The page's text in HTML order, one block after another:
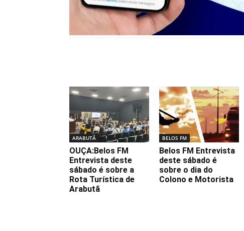
ARABUTÃ
OUÇA:Belos FM
Entrevista deste
sábado é sobre a
Rota Turística de
Arabutã
BELOS FM
Belos FM Entrevista
deste sábado é
sobre o dia do
Colono e Motorista